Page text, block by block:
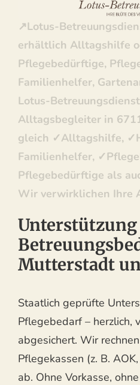
Pflegebedürftige,
↗️Lotus-
erhältlich Alltagshilfe
Pflegebedürftige,
Familienhelfer,
Lotus-
Alltagsbegleiter in
gleich ✓Alltagshilfe,
Familienhelfer,
Pflegebedürftige als
Wir verwirklichen Ihre
Mutterstadt
Staatlich geprüfte
Pflegebedarf – herzlich,
abgesichert. Wir
Pflegekassen (z. B.
ab. Ohne Vorkasse,